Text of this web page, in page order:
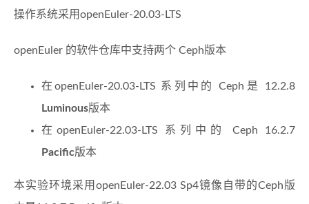
操作系统采用openEuler-20.03-LTS
openEuler 的软件仓库中支持两个 Ceph版本
在openEuler-20.03-LTS 系列中的 Ceph是 12.2.8
Luminous版本
在openEuler-22.03-LTS 系列中的 Ceph 16.2.7
Pacific版本
本实验环境采用openEuler-22.03 Sp4镜像自带的Ceph版